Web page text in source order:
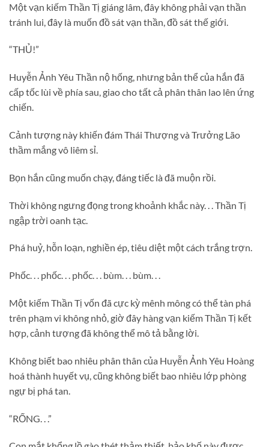
Một vạn kiếm Thần Tị giáng lâm, đây không phải vạn thần
tránh lui, đây là muốn đồ sát vạn thần, đồ sát thế giới.
“THỦ!”
Huyễn Ảnh Yêu Thần nộ hống, nhưng bản thể của hắn đã
cấp tốc lùi về phía sau, giao cho tất cả phân thân lao lên ứng
chiến.
Cảnh tượng này khiến đám Thái Thượng và Trưởng Lão
thầm mắng vô liêm sỉ.
Bọn hắn cũng muốn chạy, đáng tiếc là đã muộn rồi.
Thời không ngưng đọng trong khoảnh khắc này. . . Thần Tị
ngập trời oanh tạc.
Phá huỷ, hỗn loạn, nghiền ép, tiêu diệt một cách trắng trợn.
Phốc. . . phốc. . . phốc. . . bùm. . . bùm. . .
Một kiếm Thần Tị vốn đã cực kỳ mênh mông có thể tàn phá
trên phạm vi không nhỏ, giờ đây hàng vạn kiếm Thần Tị kết
hợp, cảnh tượng đã không thể mô tả bằng lời.
Không biết bao nhiêu phân thân của Huyễn Ảnh Yêu Hoàng
hoá thành huyết vụ, cũng không biết bao nhiêu lớp phòng
ngự bị phá tan.
“RỐNG. . .”